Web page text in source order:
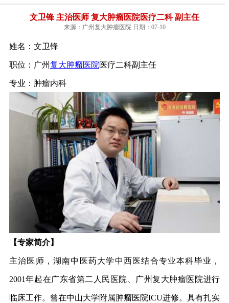
文卫锋 主治医师 复大肿瘤医院医疗二科 副主任
来源：广州复大肿瘤医院 日期：07-10
姓名：文卫锋
职位：广州复大肿瘤医院医疗二科副主任
专业：肿瘤内科
【专家简介】
主治医师，湖南中医药大学中西医结合专业本科毕业，
2001年起在广东省第二人民医院、广州复大肿瘤医院进行
临床工作。曾在中山大学附属肿瘤医院ICU进修。具有扎实